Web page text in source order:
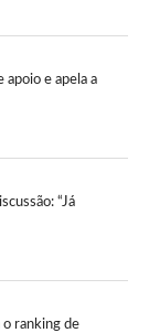
apoio e apela a
“Já
o ranking de